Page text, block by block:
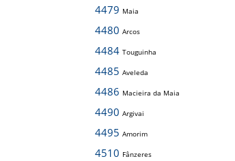
4479 Maia
4480 Arcos
4484 Touguinha
4485 Aveleda
4486 Macieira da Maia
4490 Argivai
4495 Amorim
4510 Fânzeres